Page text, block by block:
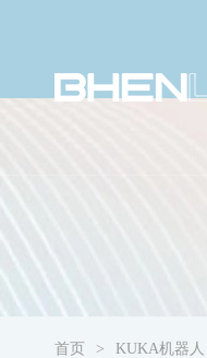
首页 KUKA机器人